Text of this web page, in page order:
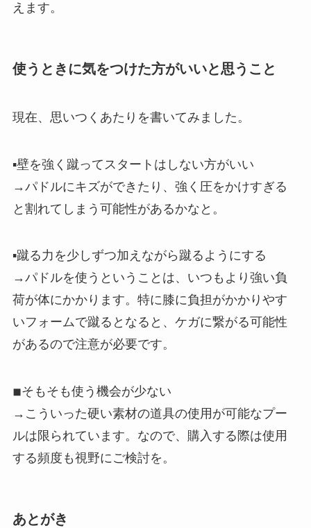
えます。
使うときに気をつけた方がいいと思うこと
現在、思いつくあたりを書いてみました。
▪︎壁を強く蹴ってスタートはしない方がいい
→パドルにキズができたり、強く圧をかけすぎる
と割れてしまう可能性があるかなと。
▪︎蹴る力を少しずつ加えながら蹴るようにする
→パドルを使うということは、いつもより強い負
荷が体にかかります。特に膝に負担がかかりやす
いフォームで蹴るとなると、ケガに繋がる可能性
があるので注意が必要です。
◾︎そもそも使う機会が少ない
→こういった硬い素材の道具の使用が可能なプー
ルは限られています。なので、購入する際は使用
する頻度も視野にご検討を。
あとがき